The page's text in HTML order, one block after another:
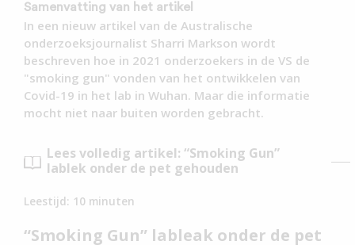
Samenvatting van het artikel
In een nieuw artikel van de Australische
onderzoeksjournalist Sharri Markson wordt
beschreven hoe in 2021 onderzoekers in de VS de
"smoking gun" vonden van het ontwikkelen van
Covid-19 in het lab in Wuhan. Maar die informatie
mocht niet naar buiten worden gebracht.
Lees volledig artikel: “Smoking Gun”
lablek onder de pet gehouden
Leestijd: 10 minuten
“Smoking Gun” lableak onder de pet